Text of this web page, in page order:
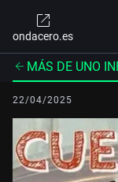
ondacero.es
MÁS DE UNO
22/04/2025